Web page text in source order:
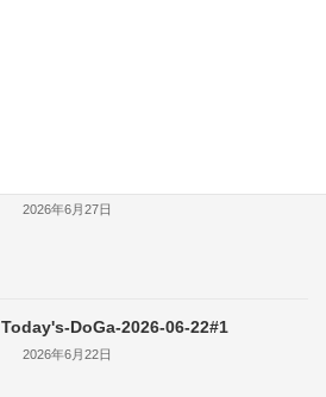
2026年6月27日
Today's-DoGa-2026-06-22#1
2026年6月22日